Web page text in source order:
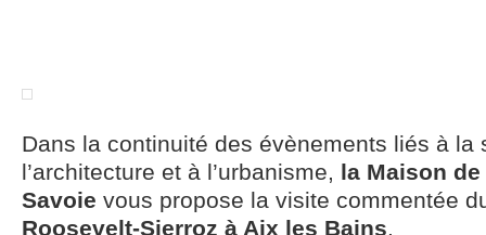
Dans la continuité des évènements liés à la
l’architecture et à l’urbanisme, la Maison
Savoie vous propose la visite commentée
Roosevelt-Sierroz à Aix les Bains.